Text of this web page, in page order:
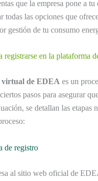
que la empresa pone a tu
todas las opciones que
gestión de tu consumo
registrarse en la plataforma
virtual de EDEA es un
pasos para asegurar
se detallan las etapas
de registro
al sitio web oficial de